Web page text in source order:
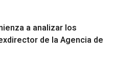
a analizar los
de la Agencia de